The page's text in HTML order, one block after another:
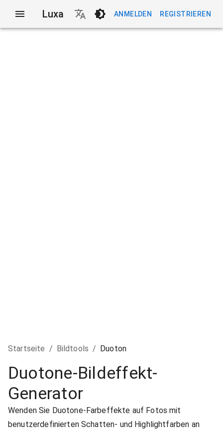
Luxa ANMELDEN REGISTRIEREN
Startseite / Bildtools / Duoton
Duotone-Bildeffekt-
Generator
Wenden Sie Duotone-Farbeffekte auf Fotos mit
benutzerdefinierten Schatten- und Highlightfarben an